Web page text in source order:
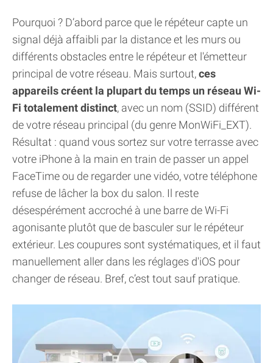
Pourquoi ? D’abord parce que le répéteur capte un
signal déjà affaibli par la distance et les murs ou
différents obstacles entre le répéteur et l'émetteur
principal de votre réseau. Mais surtout,ces
appareils créent la plupart du temps un réseau Wi-
Fi totalement distinct, avec un nom (SSID) différent
de votre réseau principal (du genre MonWiFi_EXT).
Résultat : quand vous sortez sur votre terrasse avec
votre iPhone à la main en train de passer un appel
FaceTime ou de regarder une vidéo, votre téléphone
refuse de lâcher la box du salon. Il reste
désespérément accroché à une barre de Wi-Fi
agonisante plutôt que de basculer sur le répéteur
extérieur. Les coupures sont systématiques, et il faut
manuellement aller dans les réglages d'iOS pour
changer de réseau. Bref, c’est tout sauf pratique.